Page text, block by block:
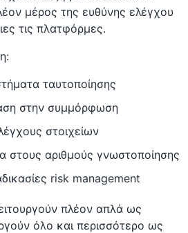
μέρος της ευθύνης ελέγχου
τις πλατφόρμες.
ταυτοποίησης
στην συμμόρφωση
στοιχείων
στους αριθμούς γνωστοποίησης
risk management
πλέον απλά ως
όλο και περισσότερο ως